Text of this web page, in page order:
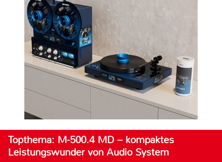
Topthema: M-500.4 MD – kompaktes
Leistungswunder von Audio System